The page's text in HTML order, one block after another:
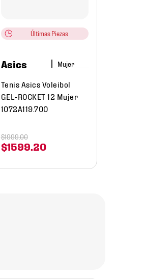
Últimas Piezas
Asics Mujer
Tenis Asics Voleibol
GEL-ROCKET 12 Mujer
1072A119.700
$1599.20
$1999.00